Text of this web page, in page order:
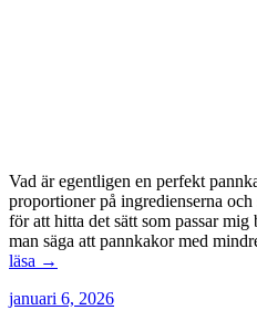
Vad är egentligen en perfekt
proportioner på ingredienserna
för att hitta det sätt som passar
man säga att pannkakor med
läsa →
januari 6, 2026